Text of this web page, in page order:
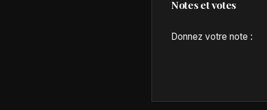
Notes et votes
Donnez votre note :